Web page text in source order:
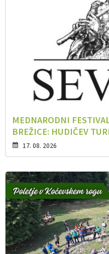
MEDNARODNI
BREŽICE: HUDIČEV
17. 08. 2026